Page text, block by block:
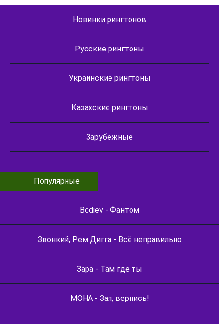
Новинки рингтонов
Русские рингтоны
Украинские рингтоны
Казахские рингтоны
Зарубежные
Популярные
Bodiev - Фантом
Звонкий, Рем Дигга - Всё неправильно
Зара - Там где ты
МОНА - Зая, вернись!